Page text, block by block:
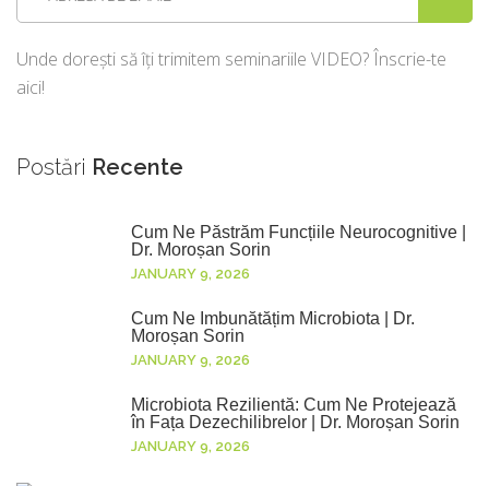
Unde dorești să îți trimitem seminariile VIDEO? Înscrie-te
aici!
Postări Recente
Cum Ne Păstrăm Funcțiile Neurocognitive |
Dr. Moroșan Sorin
JANUARY 9, 2026
Cum Ne Îmbunătățim Microbiota | Dr.
Moroșan Sorin
JANUARY 9, 2026
Microbiota Rezilientă: Cum Ne Protejează
în Fața Dezechilibrelor | Dr. Moroșan Sorin
JANUARY 9, 2026